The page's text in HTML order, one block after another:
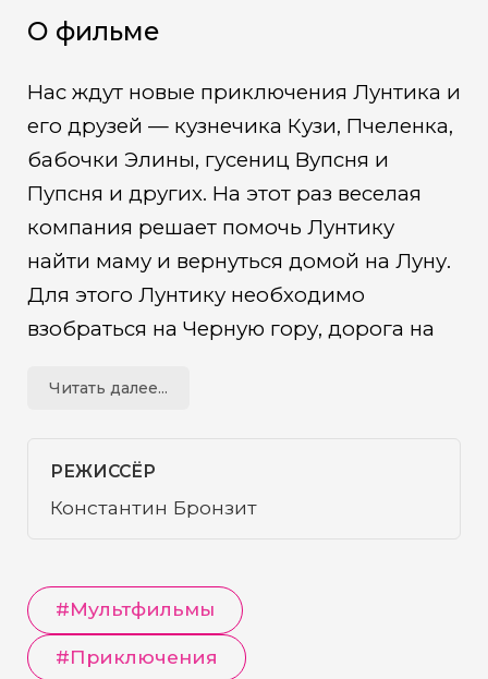
О фильме
Нас ждут новые приключения Лунтика и
его друзей — кузнечика Кузи, Пчеленка,
бабочки Элины, гусениц Вупсня и
Пупсня и других. На этот раз веселая
компания решает помочь Лунтику
найти маму и вернуться домой на Луну.
Для этого Лунтику необходимо
взобраться на Черную гору, дорога на
опасностей. Дружба героев будет
добрые и верные товарищи сумеют
преодолеть любые преграды.
Читать далее...
РЕЖИССЁР
Константин Бронзит
#Мультфильмы
#Приключения